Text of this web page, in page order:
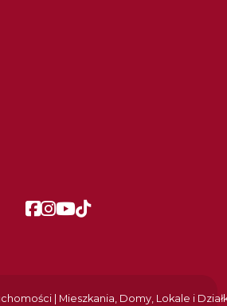
Facebook
Facebook
Facebook
Facebook
| Mieszkania, Domy, Lokale i